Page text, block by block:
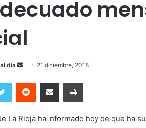
día
Send
email
21 diciembre, 2018
Twitter Reddit Compartir por correo electrónicoImprimir
La Rioja ha informado hoy de que ha